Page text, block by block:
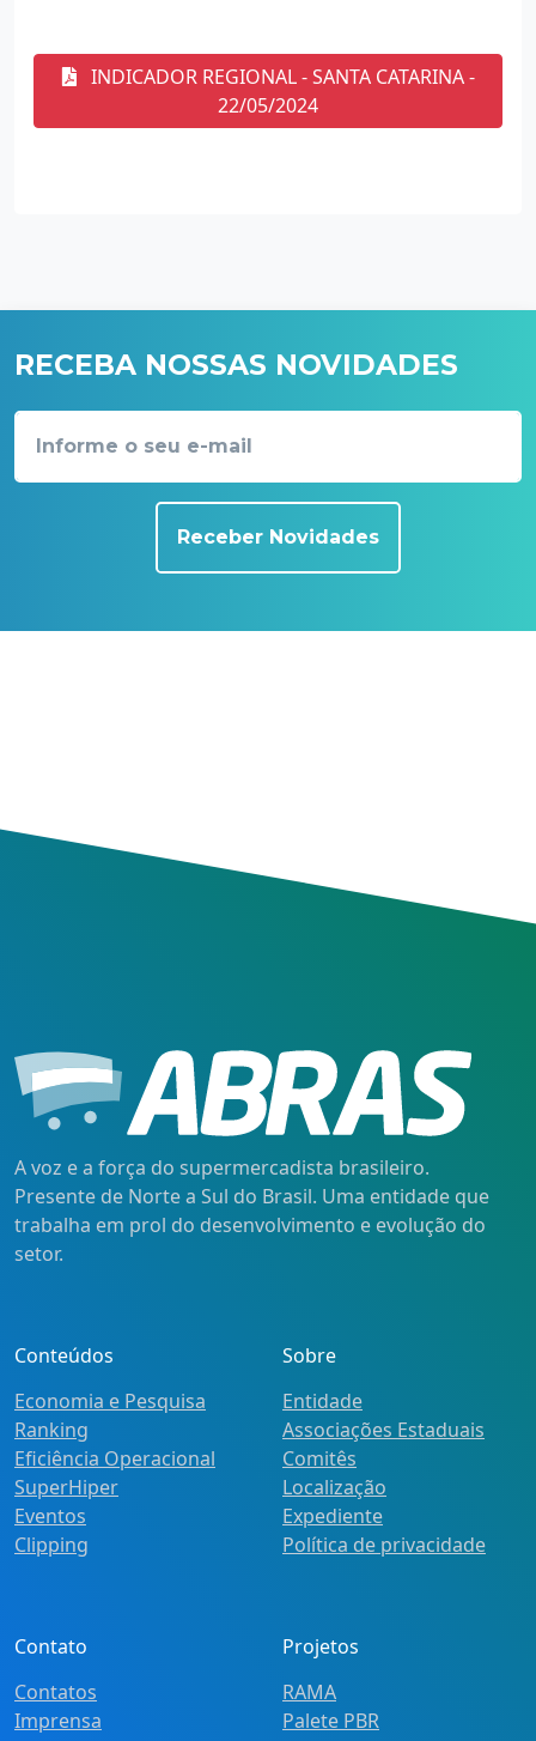
INDICADOR REGIONAL - SANTA CATARINA -
22/05/2024
RECEBA NOSSAS NOVIDADES
Receber Novidades
A voz e a força do supermercadista brasileiro.
Presente de Norte a Sul do Brasil. Uma entidade que
trabalha em prol do desenvolvimento e evolução do
setor.
Conteúdos
Economia e Pesquisa
Ranking
Eficiência Operacional
SuperHiper
Eventos
Clipping
Sobre
Entidade
Associações Estaduais
Comitês
Localização
Expediente
Política de privacidade
Contato
Contatos
Imprensa
Projetos
RAMA
Palete PBR